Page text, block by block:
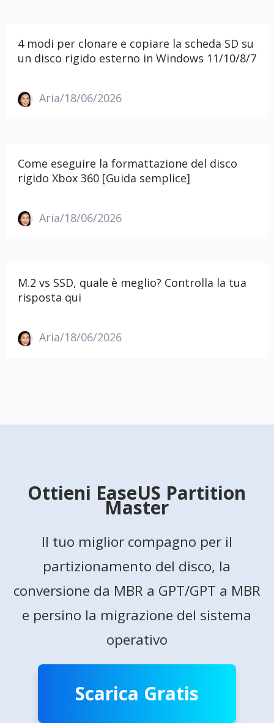
4 modi per clonare e copiare la scheda SD su
un disco rigido esterno in Windows 11/10/8/7
Aria/18/06/2026
Come eseguire la formattazione del disco
rigido Xbox 360 [Guida semplice]
Aria/18/06/2026
M.2 vs SSD, quale è meglio? Controlla la tua
risposta qui
Aria/18/06/2026
Ottieni EaseUS Partition
Master
Il tuo miglior compagno per il
partizionamento del disco, la
conversione da MBR a GPT/GPT a MBR
e persino la migrazione del sistema
operativo
Scarica Gratis